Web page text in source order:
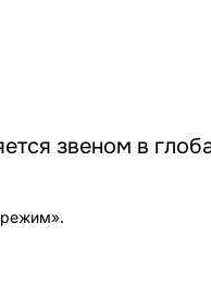
звеном в